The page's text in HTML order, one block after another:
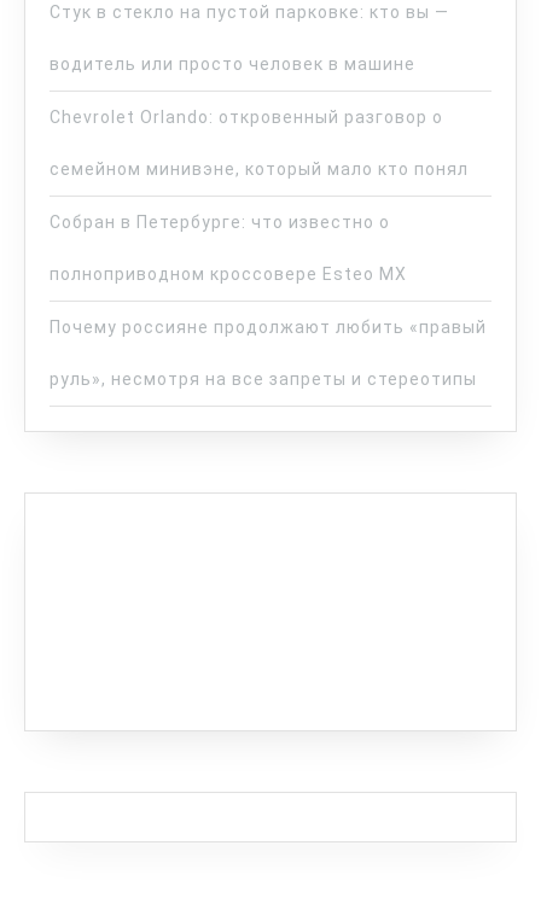
Стук в стекло на пустой парковке: кто вы —
водитель или просто человек в машине
Chevrolet Orlando: откровенный разговор о
семейном минивэне, который мало кто понял
Собран в Петербурге: что известно о
полноприводном кроссовере Esteo MX
Почему россияне продолжают любить «правый
руль», несмотря на все запреты и стереотипы